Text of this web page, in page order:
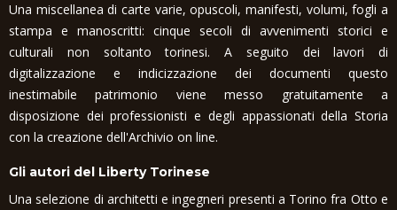
Una miscellanea di carte varie, opuscoli, manifesti, volumi, fogli a
stampa e manoscritti: cinque secoli di avvenimenti storici e
culturali non soltanto torinesi. A seguito dei lavori di
digitalizzazione e indicizzazione dei documenti questo
inestimabile patrimonio viene messo gratuitamente a
disposizione dei professionisti e degli appassionati della Storia
con la creazione dell'Archivio on line.
Gli autori del Liberty Torinese
Una selezione di architetti e ingegneri presenti a Torino fra Otto e